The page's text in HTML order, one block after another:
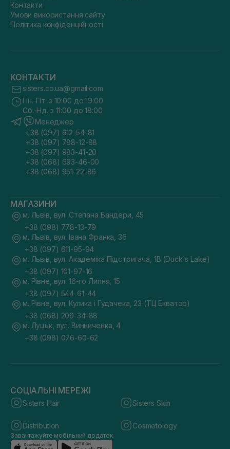
Контакти
Умови використання сайту
Політика конфіденційності
КОНТАКТИ
sisters.co.ua@gmail.com
Пн.-Пт. з 10:00 до 19:00
Сб.-Нд. з 11:00 до 18:00
Менеджер
+38 (097) 612-54-81
+38 (097) 788-12-88
+38 (097) 983-41-20
+38 (068) 693-46-00
+38 (068) 951-22-86
МАГАЗИНИ
м. Львів, вул. Степана Бандери, 45
+38 (098) 778-13-79
м. Львів, вул. Івана Франка, 36
+38 (097) 611-95-94
м. Львів, вул. Академіка Підстригача, 1В (Duck's Lake)
+38 (097) 101-97-16
м. Рівне, вул. 16-го Липня, 15
+38 (097) 544-61-44
м. Рівне, вул. Кулика і Гудачека, 23 (ТЦ Екватор)
+38 (068) 209-34-88
м. Луцьк, вул. Винниченка, 4
+38 (098) 076-60-62
СОЦІАЛЬНІ МЕРЕЖІ
Sisters Hair Sisters Skin
Distribution Cosmetology
Завантажуйте мобільний додаток